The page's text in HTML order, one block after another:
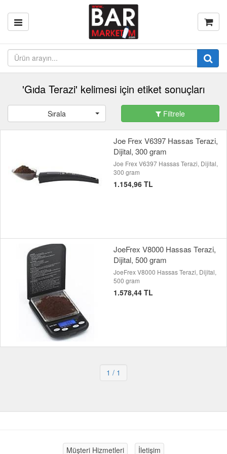
'Gıda Terazi' kelimesi için etiket sonuçları
Sırala Filtrele
Joe Frex V6397 Hassas Terazi,
Dijital, 300 gram
Joe Frex V6397 Hassas Terazi, Dijital,
300 gram
1.154,96 TL
JoeFrex V8000 Hassas Terazi,
Dijital, 500 gram
JoeFrex V8000 Hassas Terazi, Dijital,
500 gram
1.578,44 TL
1 / 1
Müşteri Hizmetleri İletişim